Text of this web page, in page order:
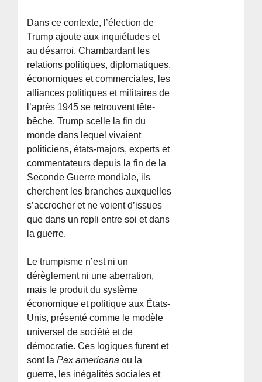
Dans ce contexte, l’élection de
Trump ajoute aux inquiétudes et
au désarroi. Chambardant les
relations politiques, diplomatiques,
économiques et commerciales, les
alliances politiques et militaires de
l’après 1945 se retrouvent tête-
bêche. Trump scelle la fin du
monde dans lequel vivaient
politiciens, états-majors, experts et
commentateurs depuis la fin de la
Seconde Guerre mondiale, ils
cherchent les branches auxquelles
s’accrocher et ne voient d’issues
que dans un repli entre soi et dans
la guerre.
Le trumpisme n’est ni un
dérèglement ni une aberration,
mais le produit du système
économique et politique aux États-
Unis, présenté comme le modèle
universel de société et de
démocratie. Ces logiques furent et
sont laPax americanaou la
guerre, les inégalités sociales et